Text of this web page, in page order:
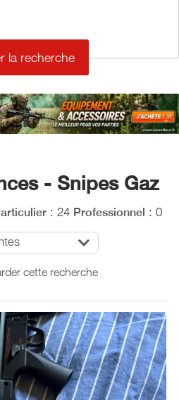
- Snipes Gaz
: 24 Professionnel : 0
cette recherche